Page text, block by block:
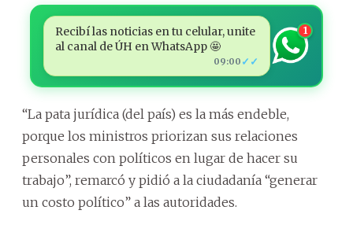
Recibí las noticias en tu celular, unite
al canal de ÚH en WhatsApp 🤩
09:00 ✓✓
1
“La pata jurídica (del país) es la más endeble,
porque los ministros priorizan sus relaciones
personales con políticos en lugar de hacer su
trabajo”, remarcó y pidió a la ciudadanía “generar
un costo político” a las autoridades.